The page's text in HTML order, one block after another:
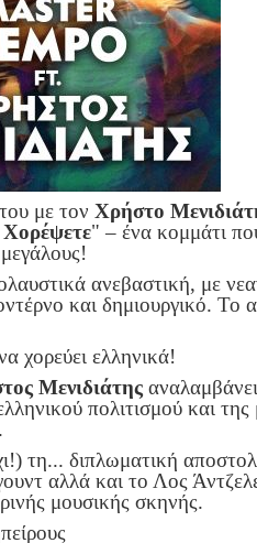
με τον Χρήστο
" – ένα κομμάτι
ανεβαστική, με
και δημιουργικό.
χορεύει ελληνικά!
Μενιδιάτης
πολιτισμού και
τη... διπλωματική
αλλά και το Λος
μουσικής σκηνής.